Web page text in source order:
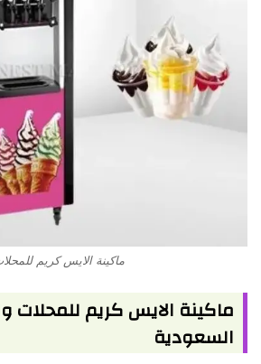
ماكينة الايس كريم
ماكينة الايس كريم للمحلات
السعودية